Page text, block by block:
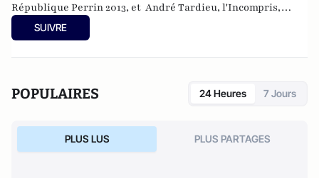
République Perrin 2013, et André Tardieu, l'Incompris,
Perrin 2019.
SUIVRE
POPULAIRES 24 Heures 7 Jours
PLUS LUS PLUS PARTAGES